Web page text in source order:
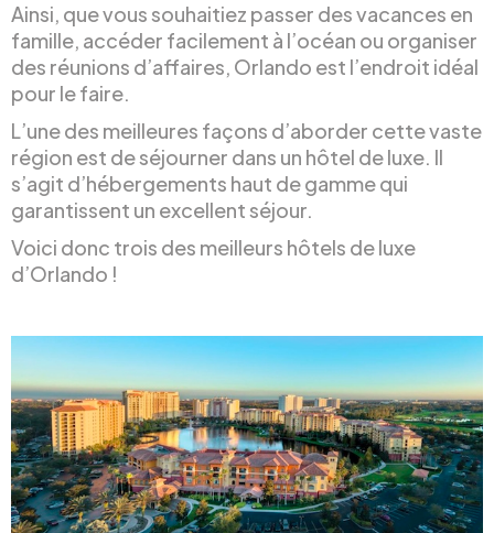
Ainsi, que vous souhaitiez passer des vacances en
famille, accéder facilement à l’océan ou organiser
des réunions d’affaires, Orlando est l’endroit idéal
pour le faire.
L’une des meilleures façons d’aborder cette vaste
région est de séjourner dans un hôtel de luxe. Il
s’agit d’hébergements haut de gamme qui
garantissent un excellent séjour.
Voici donc trois des meilleurs hôtels de luxe
d’Orlando !